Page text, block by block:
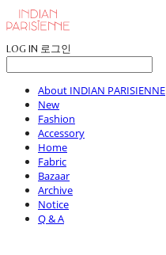
LOG IN 로그인
About INDIAN PARISIENNE
New
Fashion
Accessory
Home
Fabric
Bazaar
Archive
Notice
Q & A